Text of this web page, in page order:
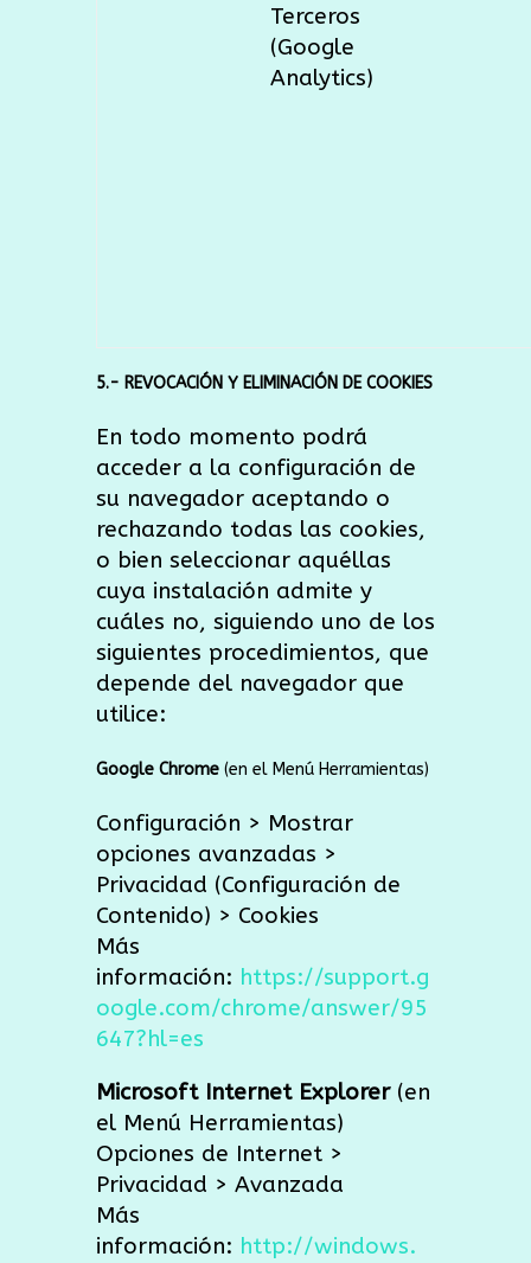
Terceros
(Google
Analytics)
5.- REVOCACIÓN Y ELIMINACIÓN DE COOKIES
En todo momento podrá
acceder a la configuración de
su navegador aceptando o
rechazando todas las cookies,
o bien seleccionar aquéllas
cuya instalación admite y
cuáles no, siguiendo uno de los
siguientes procedimientos, que
depende del navegador que
utilice:
Google Chrome(en el Menú Herramientas)
Configuración > Mostrar
opciones avanzadas >
Privacidad (Configuración de
Contenido) > Cookies
Más
información: https://support.g
oogle.com/chrome/answer/95
647?hl=es
Microsoft Internet Explorer(en
el Menú Herramientas)
Opciones de Internet >
Privacidad > Avanzada
Más
información: http://windows.